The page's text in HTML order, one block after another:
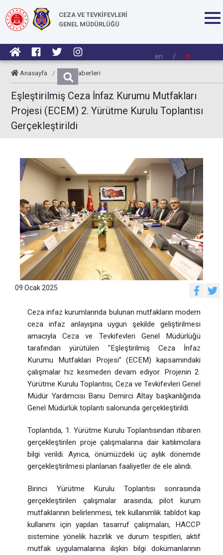
CEZA VE TEVKİFEVLERİ
GENEL MÜDÜRLÜĞÜ
en / tr
Anasayfa / CTE Haberleri
Eşleştirilmiş Ceza İnfaz Kurumu Mutfakları
Projesi (ECEM) 2. Yürütme Kurulu Toplantısı
Gerçekleştirildi
09 Ocak 2025
Ceza infaz kurumlarında bulunan mutfakların modern
ceza infaz anlayışına uygun şekilde geliştirilmesi
amacıyla Ceza ve Tevkifevleri Genel Müdürlüğü
tarafından yürütülen "Eşleştirilmiş Ceza İnfaz
Kurumu Mutfakları Projesi" (ECEM) kapsamındaki
çalışmalar hız kesmeden devam ediyor. Projenin 2.
Yürütme Kurulu Toplantısı, Ceza ve Tevkifevleri Genel
Müdür Yardımcısı Banu Demirci Altay başkanlığında
Genel Müdürlük toplantı salonunda gerçekleştirildi.
Toplantıda, 1. Yürütme Kurulu Toplantısından itibaren
gerçekleştirilen proje çalışmalarına dair katılımcılara
bilgi verildi.
Ayrıca, önümüzdeki üç aylık dönemde
gerçekleştirilmesi planlanan faaliyetler de ele alındı.
Birinci Yürütme Kurulu Toplantısı sonrasında
gerçekleştirilen çalışmalar arasında; pilot kurum
mutfaklarının belirlenmesi, tek kullanımlık tabldot kap
kullanımı için yapılan tasarruf çalışmaları, HACCP
sistemine yönelik hazırlık ve durum tespitleri, aktif
mutfak uygulamalarına ilişkin bilgi dokümanlarının